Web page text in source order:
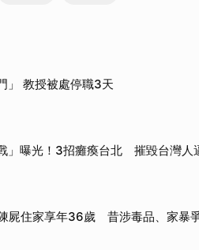
」 教授被處停職3天
」曝光！3招癱瘓台北 摧毀台灣人
屍住家享年36歲 昔涉毒品、家暴